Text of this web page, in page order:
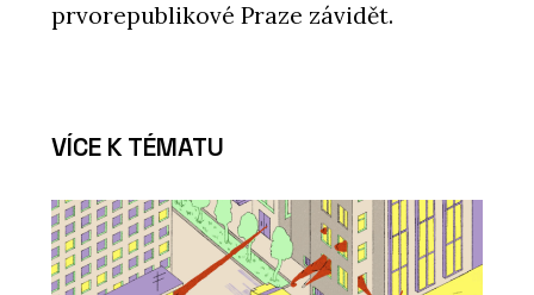
prvorepublikové Praze závidět.
VÍCE K TÉMATU